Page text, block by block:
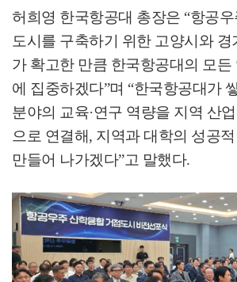
허희영 한국항공대 총장은 “항공우
도시를 구축하기 위한 고양시와 경
가 확고한 만큼 한국항공대의 모든
에 집중하겠다”며 “한국항공대가
분야의 교육·연구 역량을 지역 산
으로 연결해, 지역과 대학의 성공
만들어 나가겠다”고 말했다.